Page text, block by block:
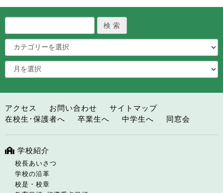
アクセス お問い合わせ
サイトマップ
在校生･保護者へ
卒業生へ 中学生へ 同窓会
学校紹介
校長あいさつ
学校の沿革
校是・校章